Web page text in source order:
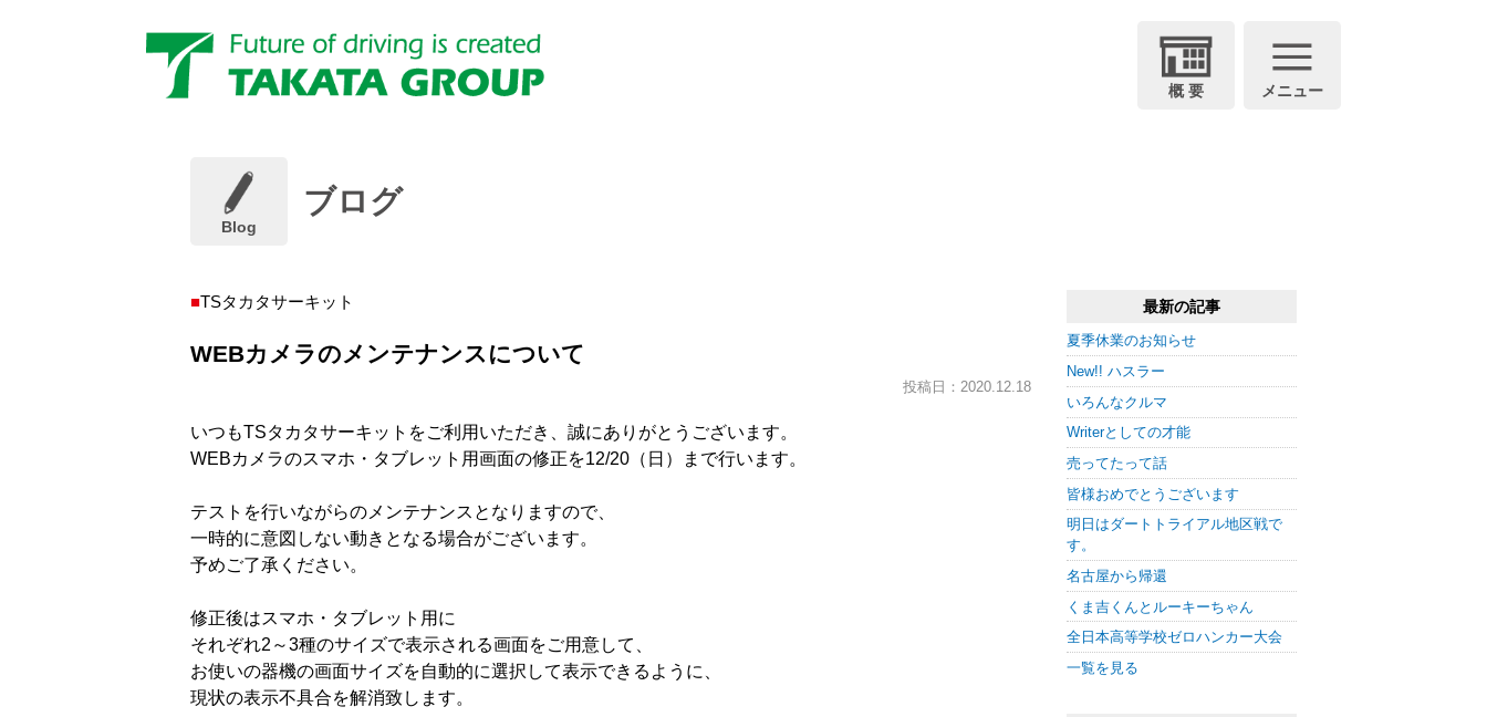
概 要 メニュー
Blog
ブログ
TSタカタサーキット
WEBカメラのメンテナンスについて
投稿日：2020.12.18
いつもTSタカタサーキットをご利用いただき、誠にありがとうございます。
WEBカメラのスマホ・タブレット用画面の修正を12/20（日）まで行います。
テストを行いながらのメンテナンスとなりますので、
一時的に意図しない動きとなる場合がございます。
予めご了承ください。
修正後はスマホ・タブレット用に
それぞれ2～3種のサイズで表示される画面をご用意して、
お使いの器機の画面サイズを自動的に選択して表示できるように、
現状の表示不具合を解消致します。
最新の記事
夏季休業のお知らせ
New!! ハスラー
いろんなクルマ
Writerとしての才能
売ってたって話
皆様おめでとうございます
明日はダートトライアル地区戦で
す。
名古屋から帰還
くま吉くんとルーキーちゃん
全日本高等学校ゼロハンカー大会
一覧を見る